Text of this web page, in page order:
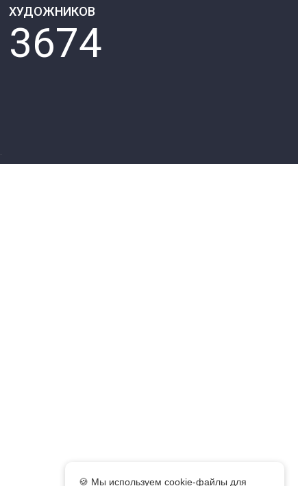
ХУДОЖНИКОВ
3674
🍪 Мы используем cookie-файлы для